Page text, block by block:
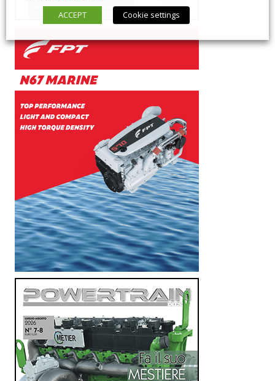
ACCEPT
Cookie settings